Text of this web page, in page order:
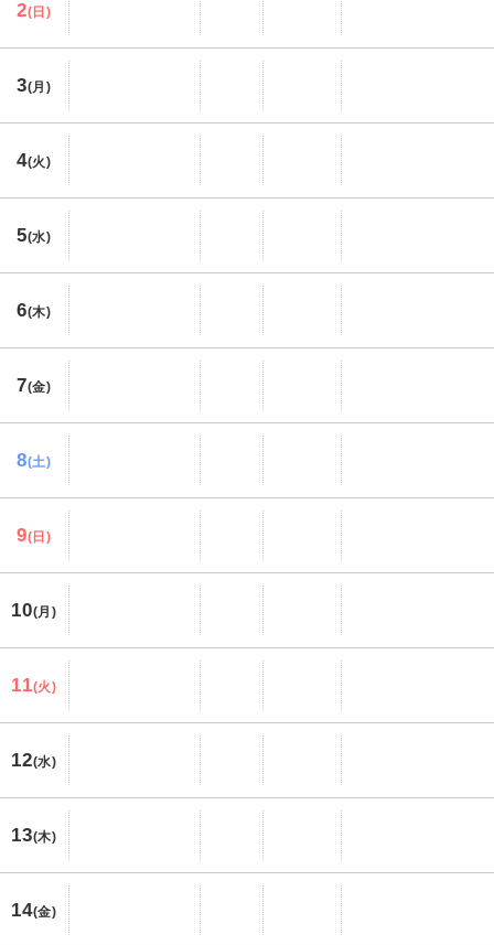
2(日)
3(月)
4(火)
5(水)
6(木)
7(金)
8(土)
9(日)
10(月)
11(火)
12(水)
13(木)
14(金)